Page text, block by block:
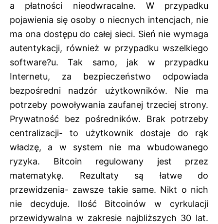
a płatności nieodwracalne. W przypadku
pojawienia się osoby o niecnych intencjach, nie
ma ona dostępu do całej sieci. Sień nie wymaga
autentykacji, również w przypadku wszelkiego
software?u. Tak samo, jak w przypadku
Internetu, za bezpieczeństwo odpowiada
bezpośredni nadzór użytkowników. Nie ma
potrzeby powoływania zaufanej trzeciej strony.
Prywatność bez pośredników. Brak potrzeby
centralizacji- to użytkownik dostaje do rąk
władzę, a w system nie ma wbudowanego
ryzyka. Bitcoin regulowany jest przez
matematykę. Rezultaty są łatwe do
przewidzenia- zawsze takie same. Nikt o nich
nie decyduje. Ilość Bitcoinów w cyrkulacji
przewidywalna w zakresie najbliższych 30 lat.